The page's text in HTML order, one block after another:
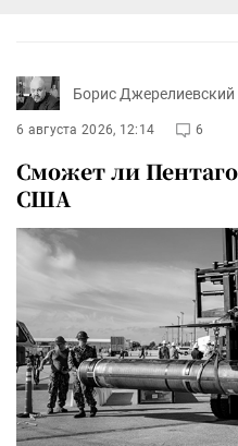
Борис Джерелиевский
6 августа 2026, 12:14 6
Сможет ли
США